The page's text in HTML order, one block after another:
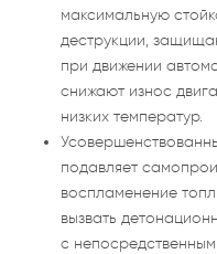
максимальную
деструкции,
при движении
снижают износ
низких температур.
подавляет
воспламенение
вызвать
с